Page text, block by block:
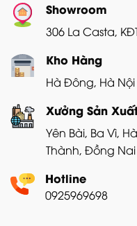
Showroom
306 La Casta,
Kho Hàng
Hà Đông, Hà Nội
Xưởng Sản
Yên Bài, Ba Vì,
Thành, Đồng Nai
Hotline
0925969698